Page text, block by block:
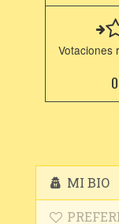
Votaciones
0
MI BIO